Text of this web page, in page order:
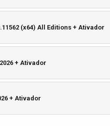
(x64) All Editions + Ativador
+ Ativador
+ Ativador